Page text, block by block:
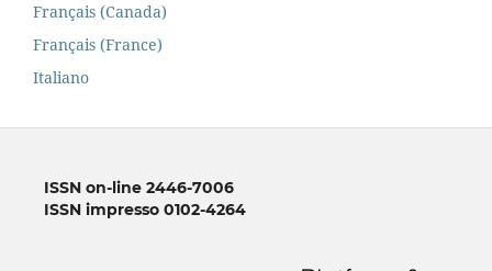
Français (Canada)
Français (France)
Italiano
ISSN on-line 2446-7006
ISSN impresso 0102-4264